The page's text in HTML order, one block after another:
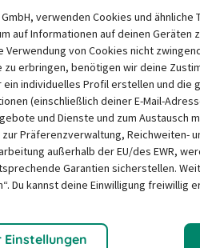
4x4 3,5/
11
& Rückgabe
Angebote suchen
verwenden Cookies und ähnliche
auf Informationen auf deinen Geräten
Verwendung von Cookies nicht
erbringen, benötigen wir deine
ein individuelles Profil erstellen und die
(einschließlich deiner E-Mail-
und Dienste und zum Austausch
zur Präferenzverwaltung, Reichweiten-
außerhalb der EU/des EWR,
Garantien sicherstellen.
Du kannst deine Einwilligung freiwillig
Einstellungen